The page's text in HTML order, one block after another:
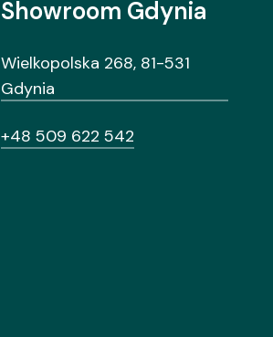
Showroom Gdynia
Wielkopolska 268, 81-531
Gdynia
+48 509 622 542